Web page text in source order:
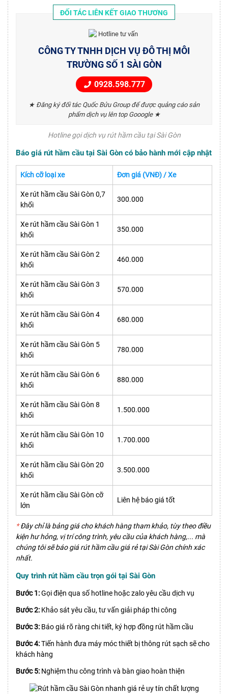
ĐỐI TÁC LIÊN KẾT GIAO THƯƠNG
CÔNG TY TNHH DỊCH VỤ ĐÔ THỊ MÔI
TRƯỜNG SỐ 1 SÀI GÒN
0928.598.777
★ Đăng ký đối tác Quốc Bửu Group để được quảng cáo sản
phẩm dịch vụ lên top Gooogle ★
Hotline gọi dịch vụ rút hầm cầu tại Sài Gòn
Báo giá rút hầm cầu tại Sài Gòn có bảo hành mới cập nhật
Kích cỡ loại xe Đơn giá (VNĐ) / Xe
Xe rút hầm cầu Sài Gòn 0,7
khối
300.000
Xe rút hầm cầu Sài Gòn 1
khối
350.000
Xe rút hầm cầu Sài Gòn 2
khối
460.000
Xe rút hầm cầu Sài Gòn 3
khối
570.000
Xe rút hầm cầu Sài Gòn 4
khối
680.000
Xe rút hầm cầu Sài Gòn 5
khối
780.000
Xe rút hầm cầu Sài Gòn 6
khối
880.000
Xe rút hầm cầu Sài Gòn 8
khối
1.500.000
Xe rút hầm cầu Sài Gòn 10
khối
1.700.000
Xe rút hầm cầu Sài Gòn 20
khối
3.500.000
Xe rút hầm cầu Sài Gòn cỡ
lớn
Liên hệ báo giá tốt
*Đây chỉ là bảng giá cho khách hàng tham khảo, tùy theo điều
kiện hư hỏng, vị trí công trình, yêu cầu của khách hàng,... mà
chúng tôi sẽ báo giá rút hầm cầu giá rẻ tại Sài Gòn chính xác
nhất.
Quy trình rút hầm cầu trọn gói tại Sài Gòn
Bước 1:Gọi điện qua số hotline hoặc zalo yêu cầu dịch vụ
Bước 2: Khảo sát yêu cầu, tư vấn giải pháp thi công
Bước 3: Báo giá rõ ràng chi tiết, ký hợp đồng rút hầm cầu
Bước 4:Tiến hành đưa máy móc thiết bị thông rút sạch sẽ cho
khách hàng
Bước 5: Nghiệm thu công trình và bàn giao hoàn thiện